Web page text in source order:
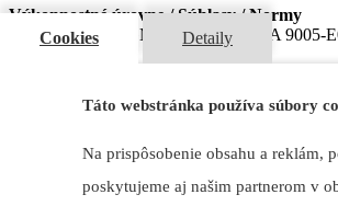
Výkonnostné úrovne / Súhlasy / Normy
U.S.Steel 224, AGMA 250.04, AGMA
LUBEX® CLP 460
Moderny priemyselný prevodový olej na
Typické použitie
Cookies Detaily
Táto webstránka používa súbory
Na prispôsobenie obsahu a reklám,
poskytujeme aj našim partnerom v